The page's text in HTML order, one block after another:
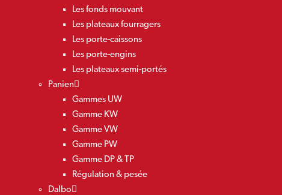
Les fonds mouvant
Les plateaux fourragers
Les porte-caissons
Les porte-engins
Les plateaux semi-portés
Panien
Gammes UW
Gamme KW
Gamme VW
Gamme PW
Gamme DP & TP
Régulation & pesée
Dalbo